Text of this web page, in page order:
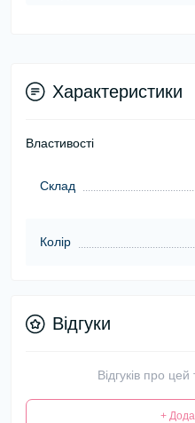
Характеристики
Властивості
Склад
Колір
Відгуки
Відгуків про
+